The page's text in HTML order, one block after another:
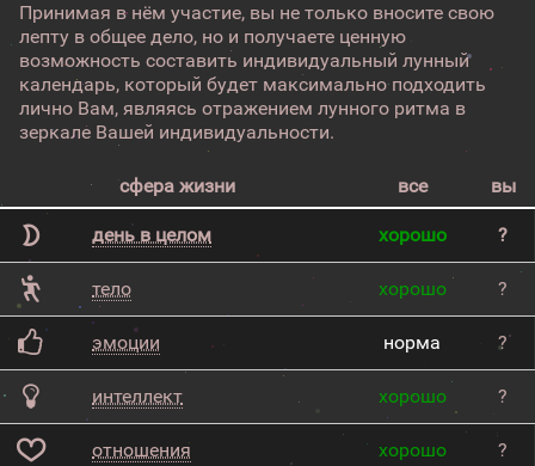
Принимая в нём участие, вы не только вносите свою
лепту в общее дело, но и получаете ценную
возможность составить индивидуальный лунный
календарь, который будет максимально подходить
лично Вам, являясь отражением лунного ритма в
зеркале Вашей индивидуальности.
сфера жизни все вы
день в целом хорошо ?
тело хорошо ?
эмоции норма ?
интеллект хорошо ?
отношения хорошо ?